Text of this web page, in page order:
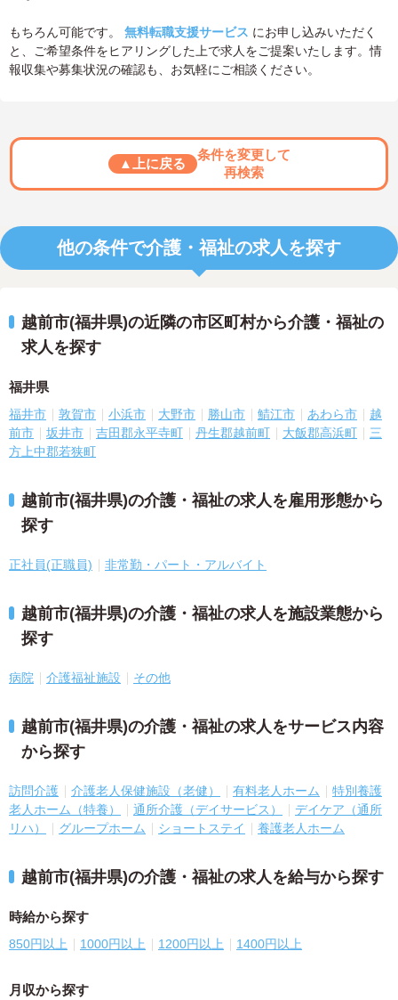
もちろん可能です。 無料転職支援サービス にお申し込みいただく
と、ご希望条件をヒアリングした上で求人をご提案いたします。情
報収集や募集状況の確認も、お気軽にご相談ください。
▲上に戻る
条件を変更して
再検索
他の条件で介護・福祉の求人を探す
越前市(福井県)の近隣の市区町村から介護・福祉の
求人を探す
福井県
福井市 敦賀市 小浜市 大野市 勝山市 鯖江市 あわら市
越
前市
坂井市 吉田郡永平寺町 丹生郡越前町 大飯郡高浜町
三
方上中郡若狭町
越前市(福井県)の介護・福祉の求人を雇用形態から
探す
正社員(正職員) 非常勤・パート・アルバイト
越前市(福井県)の介護・福祉の求人を施設業態から
探す
病院 介護福祉施設 その他
越前市(福井県)の介護・福祉の求人をサービス内容
から探す
訪問介護 介護老人保健施設（老健） 有料老人ホーム
特別養護
老人ホーム（特養）
通所介護（デイサービス）
デイケア（通所
リハ）
グループホーム ショートステイ 養護老人ホーム
越前市(福井県)の介護・福祉の求人を給与から探す
時給から探す
850円以上 1000円以上 1200円以上 1400円以上
月収から探す